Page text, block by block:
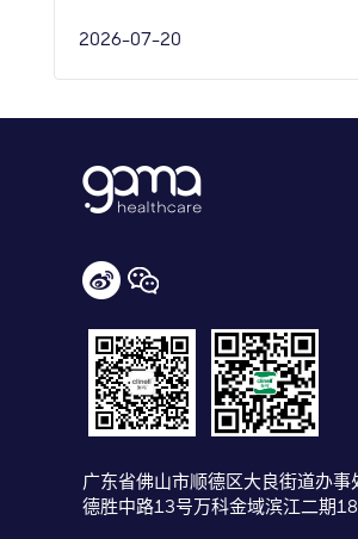
2026-07-20
广东省佛山市顺德区大良街道办事
德胜中路13号万科金域滨江二期